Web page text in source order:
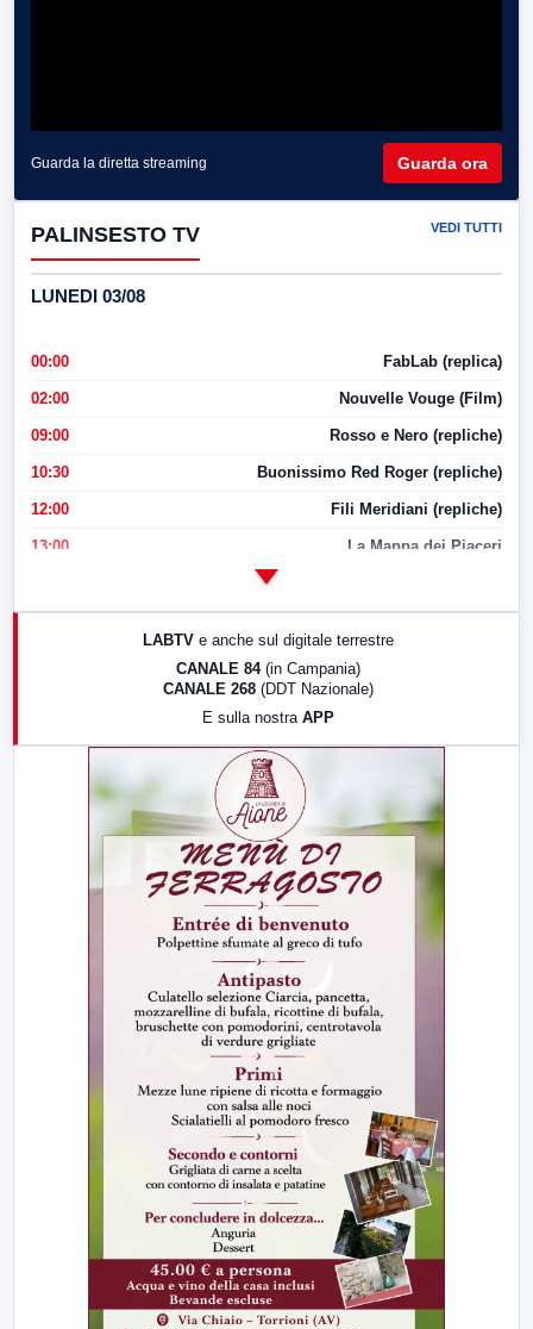
Guarda la diretta streaming Guarda ora
PALINSESTO TV VEDI TUTTI
LUNEDI 03/08
00:00 FabLab (replica)
02:00 Nouvelle Vouge (Film)
09:00 Rosso e Nero (repliche)
10:30 Buonissimo Red Roger (repliche)
12:00 Fili Meridiani (repliche)
13:00 La Mappa dei Piaceri
LABTV e anche sul digitale terrestre
CANALE 84 (in Campania)
CANALE 268 (DDT Nazionale)
E sulla nostra APP